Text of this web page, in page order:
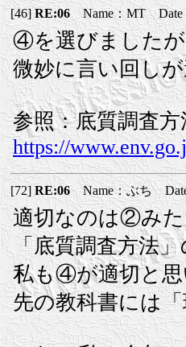
[46]RE:06Name：MT Date
④を選びました
微妙に言い回し
参照：底質調査方
https://
[72] RE:06Name：ぶち Date
適切なのは②み
「底質調査方法
私も④が適切と思
先の教科書には